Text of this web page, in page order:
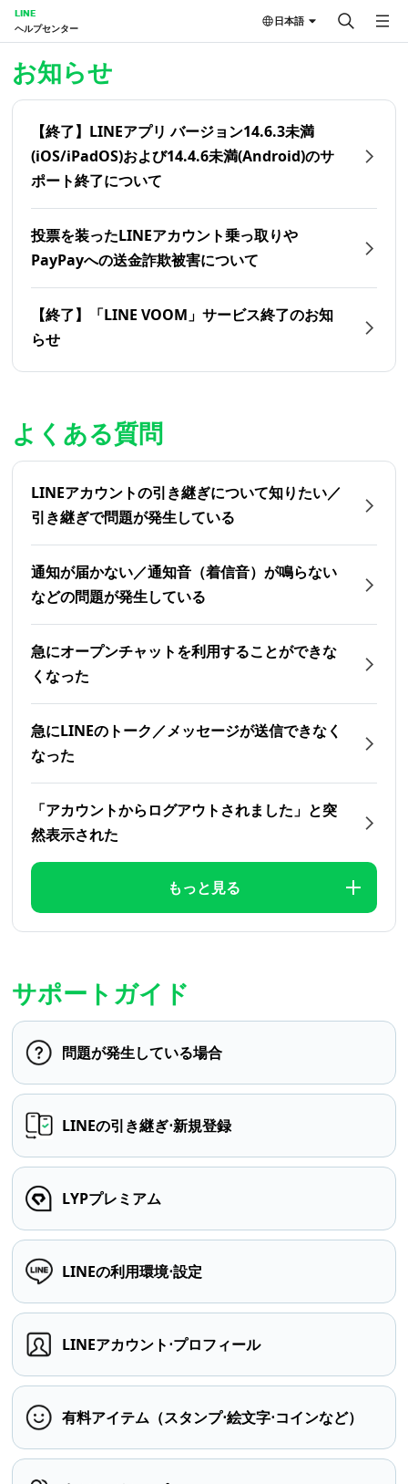
LINE
ヘルプセンター
日本語
お知らせ
【終了】LINEアプリ バージョン14.6.3未満
(iOS/iPadOS)および14.4.6未満(Android)のサ
ポート終了について
投票を装ったLINEアカウント乗っ取りや
PayPayへの送金詐欺被害について
【終了】「LINE VOOM」サービス終了のお知
らせ
よくある質問
LINEアカウントの引き継ぎについて知りたい／
引き継ぎで問題が発生している
通知が届かない／通知音（着信音）が鳴らない
などの問題が発生している
急にオープンチャットを利用することができな
くなった
急にLINEのトーク／メッセージが送信できなく
なった
「アカウントからログアウトされました」と突
然表示された
もっと見る
サポートガイド
問題が発生している場合
LINEの引き継ぎ⋅新規登録
LYPプレミアム
LINEの利用環境⋅設定
LINEアカウント⋅プロフィール
有料アイテム（スタンプ⋅絵文字⋅コインなど）